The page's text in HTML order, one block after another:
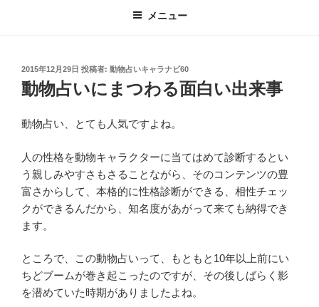
メニュー
投
稿
日:
2015年12月29日 投稿者: 動物占いキャラナビ60
動物占いにまつわる面白い出来事
動物占い、とても人気ですよね。
人の性格を動物キャラクターに当てはめて診断するとい
う親しみやすさもさることながら、そのコンテンツの豊
富さからして、本格的に性格診断ができる、相性チェッ
クができるんだから、知名度があがって来ても納得でき
ます。
ところで、この動物占いって、もともと10年以上前にい
ちどブームが巻き起こったのですが、その後しばらく影
を潜めていた時期がありましたよね。